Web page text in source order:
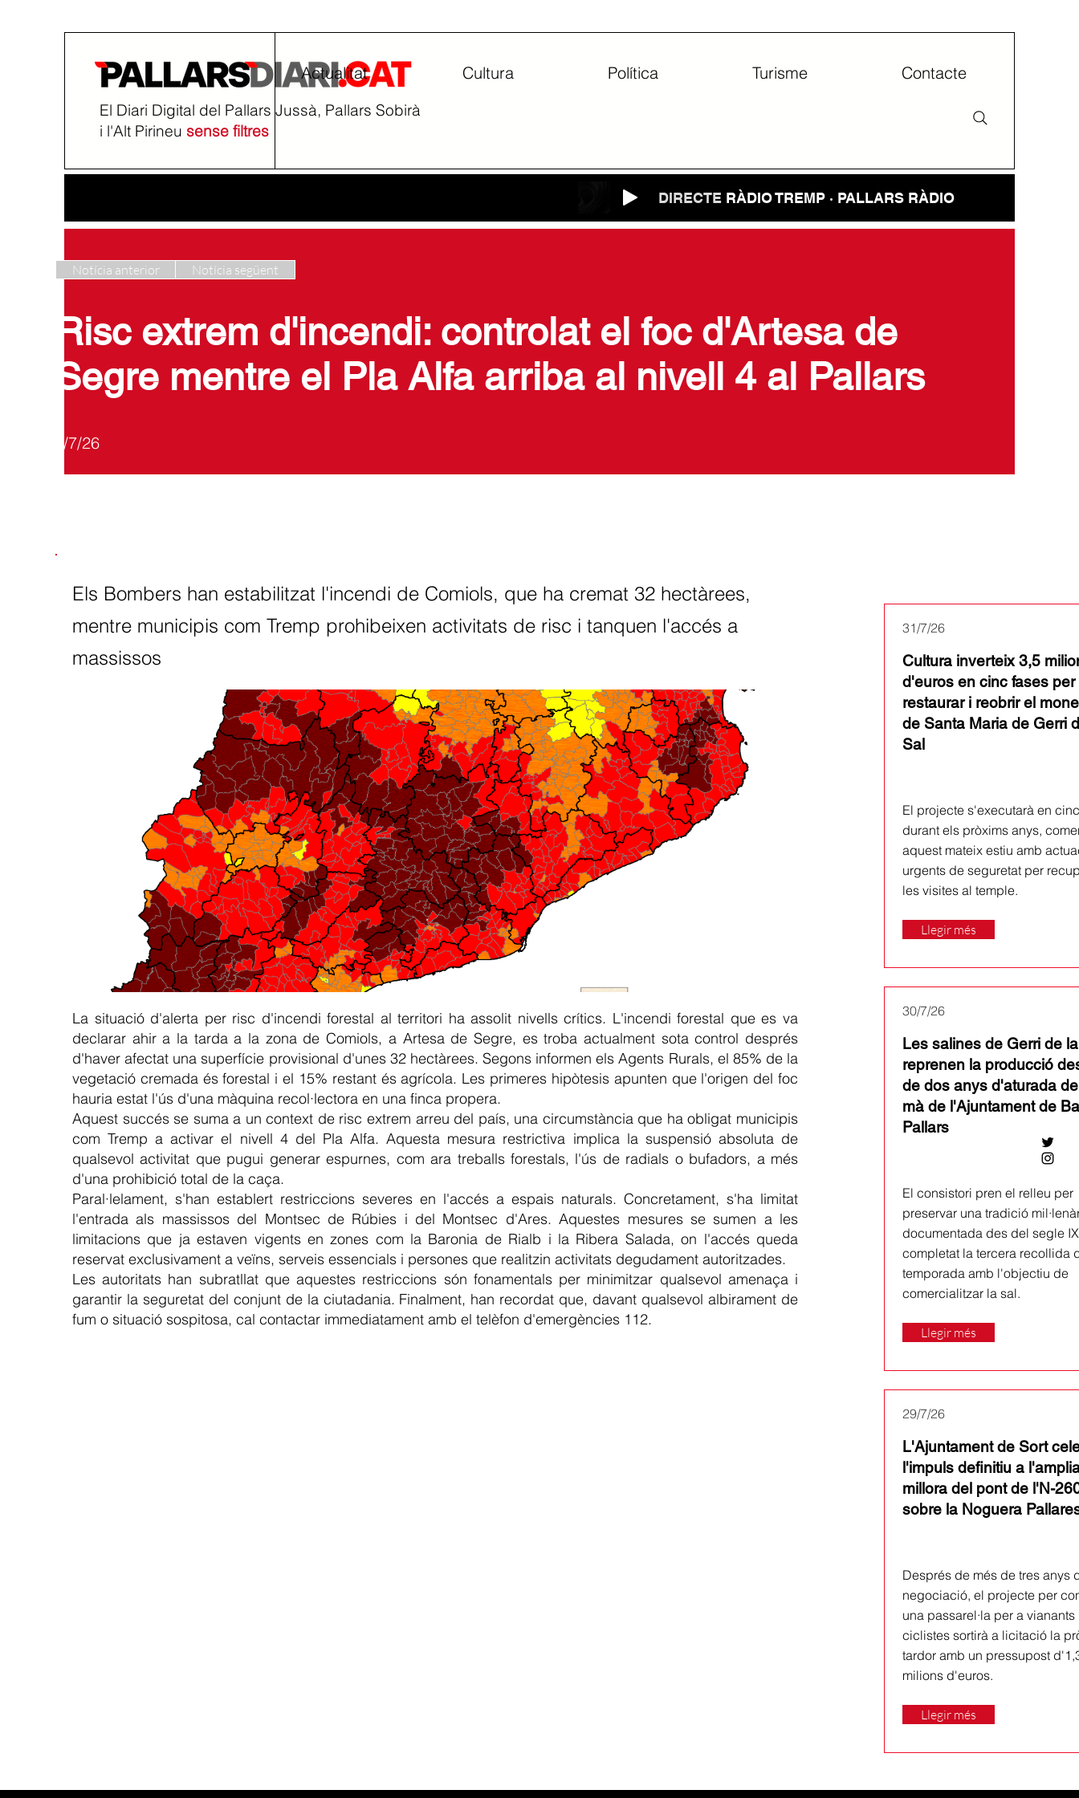
El Diari Digital del Pallars Jussà, Pallars Sobirà
i l'Alt Pirineu sense filtres
Actualitat Cultura Política Turisme Contacte
DIRECTE RÀDIO TREMP · PALLARS RÀDIO
Notícia anterior Notícia següent
Risc extrem d'incendi: controlat el foc d'Artesa de
Segre mentre el Pla Alfa arriba al nivell 4 al Pallars
7/7/26
Els Bombers han estabilitzat l'incendi de Comiols, que ha cremat 32 hectàrees,
mentre municipis com Tremp prohibeixen activitats de risc i tanquen l'accés a
massissos
La situació d'alerta per risc d'incendi forestal al territori ha assolit nivells crítics. L'incendi forestal que es va
declarar ahir a la tarda a la zona de Comiols, a Artesa de Segre, es troba actualment sota control després
d'haver afectat una superfície provisional d'unes 32 hectàrees. Segons informen els Agents Rurals, el 85% de la
vegetació cremada és forestal i el 15% restant és agrícola. Les primeres hipòtesis apunten que l'origen del foc
hauria estat l'ús d'una màquina recol·lectora en una finca propera.
Aquest succés se suma a un context de risc extrem arreu del país, una circumstància que ha obligat municipis
com Tremp a activar el nivell 4 del Pla Alfa. Aquesta mesura restrictiva implica la suspensió absoluta de
qualsevol activitat que pugui generar espurnes, com ara treballs forestals, l'ús de radials o bufadors, a més
d'una prohibició total de la caça.
Paral·lelament, s'han establert restriccions severes en l'accés a espais naturals. Concretament, s'ha limitat
l'entrada als massissos del Montsec de Rúbies i del Montsec d'Ares. Aquestes mesures se sumen a les
limitacions que ja estaven vigents en zones com la Baronia de Rialb i la Ribera Salada, on l'accés queda
reservat exclusivament a veïns, serveis essencials i persones que realitzin activitats degudament autoritzades.
Les autoritats han subratllat que aquestes restriccions són fonamentals per minimitzar qualsevol amenaça i
garantir la seguretat del conjunt de la ciutadania. Finalment, han recordat que, davant qualsevol albirament de
fum o situació sospitosa, cal contactar immediatament amb el telèfon d'emergències 112.
31/7/26
Cultura inverteix 3,5
d'euros en cinc fases per
restaurar i reobrir el
de Santa Maria de Gerri
Sal
El projecte s'executarà en
durant els pròxims anys,
aquest mateix estiu amb
urgents de seguretat per
les visites al temple.
Llegir més
30/7/26
Les salines de Gerri de
reprenen la producció
de dos anys d'aturada
mà de l'Ajuntament de
Pallars
El consistori pren el relleu per
preservar una tradició
documentada des del segle
completat la tercera recollida
temporada amb l'objectiu de
comercialitzar la sal.
Llegir més
29/7/26
L'Ajuntament de Sort
l'impuls definitiu a
millora del pont de l'N-
sobre la Noguera
Després de més de tres anys
negociació, el projecte per
una passarel·la per a vianants
ciclistes sortirà a licitació la
tardor amb un pressupost
milions d'euros.
Llegir més